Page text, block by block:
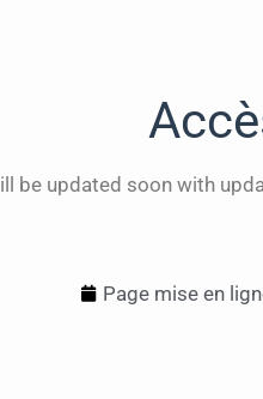
be updated soon with
Page mise en